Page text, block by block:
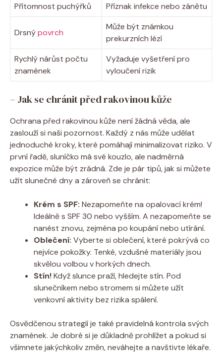
Přítomnost puchýřků
Příznak infekce nebo zánětu
Drsnýpovrch
Může být známkou
prekurzních lézí
Rychlý nárůst počtu
znamének
Vyžaduje vyšetření pro
vyloučení rizik
– Jak se chránit před rakovinou kůže
Ochrana před rakovinou kůže není žádná věda, ale
zaslouží si naši pozornost. Každý z nás může udělat
jednoduché kroky, které pomáhají minimalizovat riziko. V
první řadě, sluníčko má své kouzlo, ale nadměrná
expozice může být zrádná. Zde je pár tipů, jak si můžete
užít slunečné dny a zároveň se chránit:
Krém s SPF: Nezapomeňte na opalovací krém!
Ideálně s SPF 30 nebo vyšším. A nezapomeňte se
nanést znovu, zejména po koupání nebo utírání.
Oblečení: Vyberte si oblečení, které pokrývá co
nejvíce pokožky. Tenké, vzdušné materiály jsou
skvělou volbou v horkých dnech.
Stín!Když slunce praží, hledejte stín. Pod
slunečníkem nebo stromem si můžete užít
venkovní aktivity bez rizika spálení.
Osvědčenou strategií je také pravidelná kontrola svých
znamének. Je dobré si je důkladně prohlížet a pokud si
všimnete jakýchkoliv změn, neváhejte a navštivte lékaře.